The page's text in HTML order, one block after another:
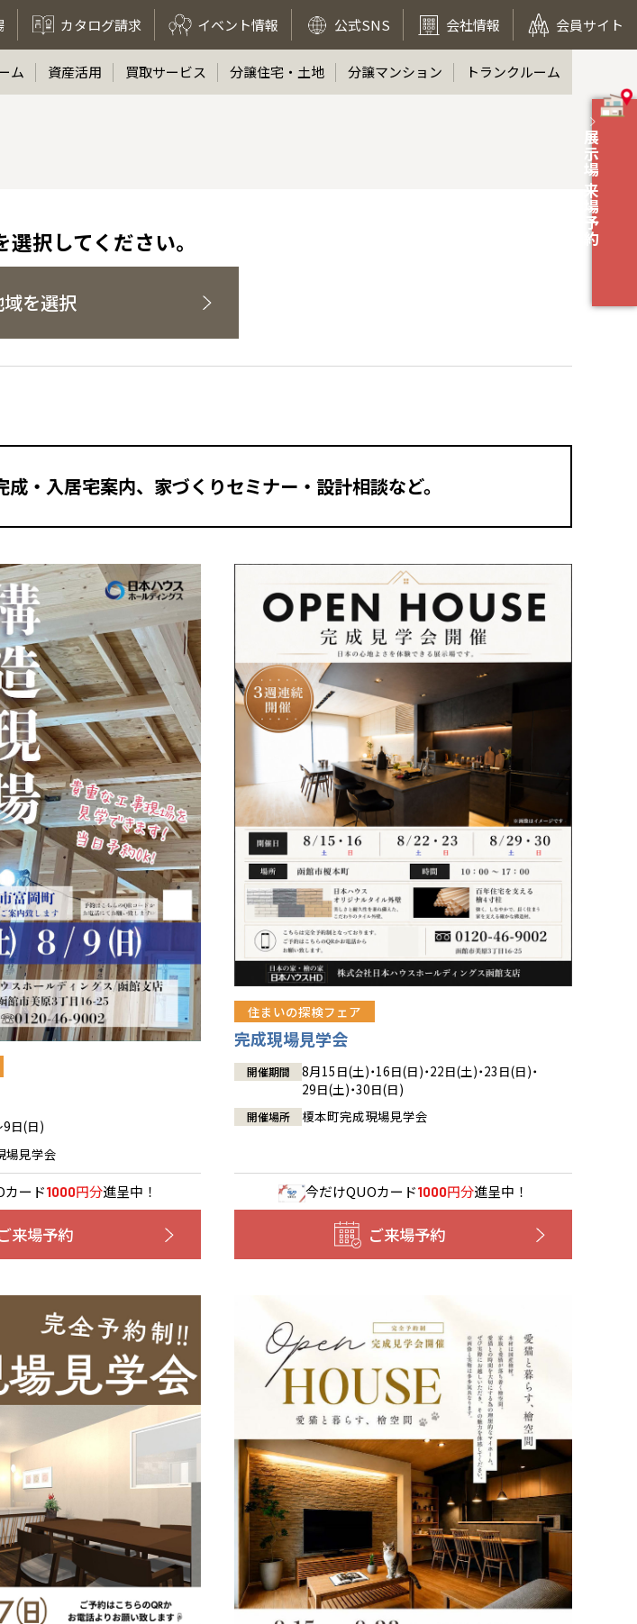
カタログ請求 イベント情報 公式SNS 会社情報 会員サイト
展示場 来場予約
ム 資産活用 買取サービス 分譲住宅・土地 分譲マンション トランクルーム
択してください。
を選択
・入居宅案内、家づくりセミナー・設計相談など。
日(日)
場見学会
カード1000円分進呈中！
来場予約
住まいの探検フェア
完成現場見学会
開催期間
8月15日(土)・16日(日)・22日(土)・23日(日)・
29日(土)・30日(日)
開催場所 榎本町完成現場見学会
今だけQUOカード1000円分進呈中！
ご来場予約
建築予定地の方でも
又は店舗にお問合せください。
します。お気軽にご相談ください。
歳